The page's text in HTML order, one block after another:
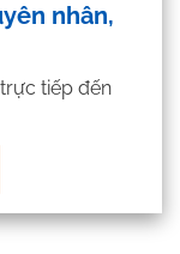
nhân,
tiếp đến